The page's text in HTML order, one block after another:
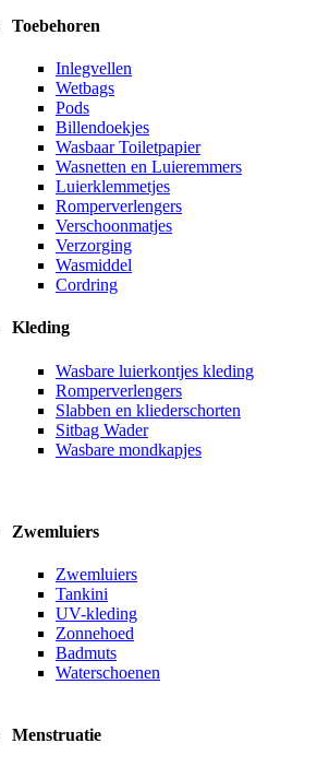
Toebehoren
Inlegvellen
Wetbags
Pods
Billendoekjes
Wasbaar Toiletpapier
Wasnetten en Luieremmers
Luierklemmetjes
Romperverlengers
Verschoonmatjes
Verzorging
Wasmiddel
Cordring
Kleding
Wasbare luierkontjes kleding
Romperverlengers
Slabben en kliederschorten
Sitbag Wader
Wasbare mondkapjes
Zwemluiers
Zwemluiers
Tankini
UV-kleding
Zonnehoed
Badmuts
Waterschoenen
Menstruatie